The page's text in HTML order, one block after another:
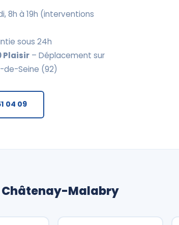
8h à 19h (interventions
sous 24h
Plaisir– Déplacement sur
Seine (92)
04 09
Châtenay-Malabry